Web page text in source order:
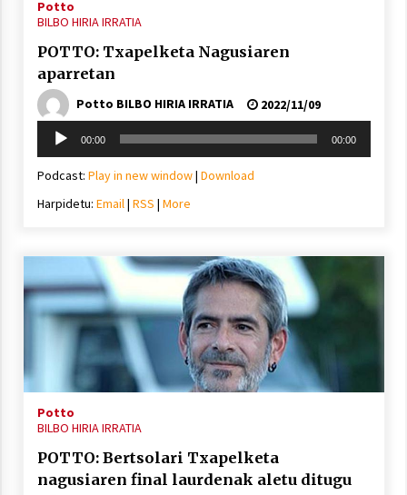
Potto
BILBO HIRIA IRRATIA
POTTO: Txapelketa Nagusiaren
aparretan
Potto BILBO HIRIA IRRATIA
2022/11/09
Soinu
erreproduzigailua
00:00 00:00
Podcast: Play in new window| Download
Harpidetu: Email| RSS | More
Potto
BILBO HIRIA IRRATIA
POTTO: Bertsolari Txapelketa
nagusiaren final laurdenak aletu ditugu